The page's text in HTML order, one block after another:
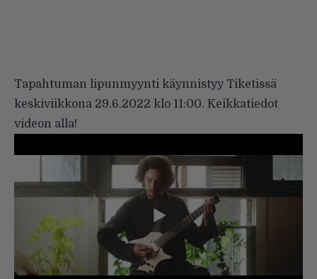
Tapahtuman lipunmyynti käynnistyy Tiketissä
keskiviikkona 29.6.2022 klo 11:00. Keikkatiedot
videon alla!